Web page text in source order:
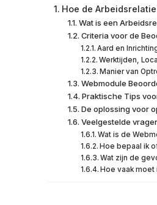
Hoe de
Wat is een
Criteria voor de
Aard en
Werktijden,
Manier van
Webmodule
Praktische Tips
De oplossing voor
Veelgestelde
Wat is de
Hoe bepaal ik
Wat zijn de
Hoe vaak moet